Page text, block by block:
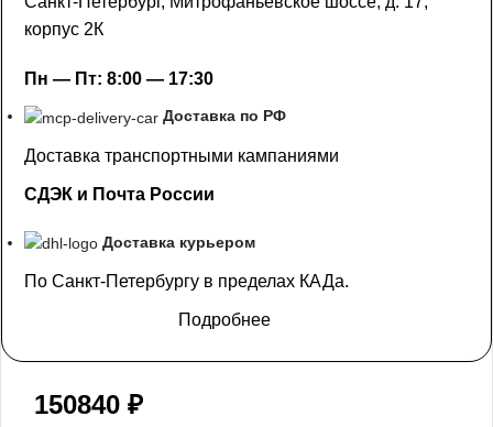
корпус 2К
Пн — Пт: 8:00 — 17:30
Доставка по РФ
Доставка транспортными кампаниями
СДЭК и Почта России
Доставка курьером
По Санкт-Петербургу в пределах КАДа.
Подробнее
150840 ₽